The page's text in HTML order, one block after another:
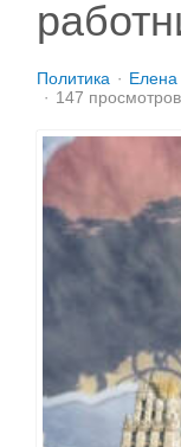
Политика
147 просмотров